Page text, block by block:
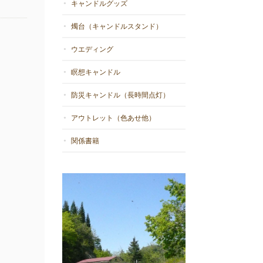
キャンドルグッズ
燭台（キャンドルスタンド）
ウエディング
瞑想キャンドル
防災キャンドル（長時間点灯）
アウトレット（色あせ他）
関係書籍